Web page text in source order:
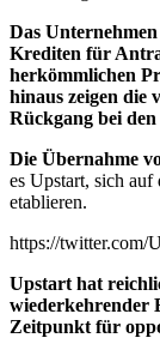
Das
Krediten für
herkömmlichen
hinaus zeigen die
Rückgang bei
Die Übernahme
es Upstart, sich
etablieren.
https://twitter.com/
Upstart hat
wiederkehrender
Zeitpunkt für